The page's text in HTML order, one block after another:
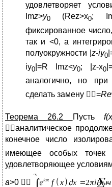
удовлетворяет
Imz>y0 (Rez>x0;
фиксированное
так и <0, а
полуокружности | z-iy0
iy0 |=R Imz<y0; |z-x0
аналогично, но при
сделать замену =Re
Теорема 26.2 Пусть
аналитическое
конечное число
имеющее особых точек
удовлетворяющее
a>0 